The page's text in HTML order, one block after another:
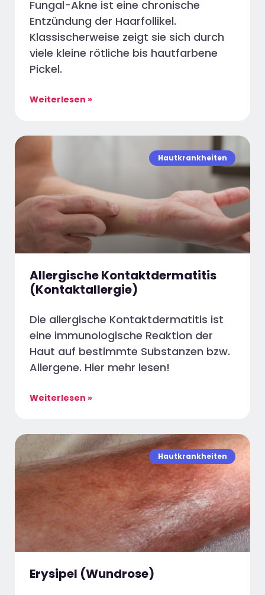
Fungal-Akne ist eine chronische
Entzündung der Haarfollikel.
Klassischerweise zeigt sie sich durch
viele kleine rötliche bis hautfarbene
Pickel.
Weiterlesen »
Hautkrankheiten
Allergische Kontaktdermatitis
(Kontaktallergie)
Die allergische Kontaktdermatitis ist
eine immunologische Reaktion der
Haut auf bestimmte Substanzen bzw.
Allergene. Hier mehr lesen!
Weiterlesen »
Hautkrankheiten
Erysipel (Wundrose)